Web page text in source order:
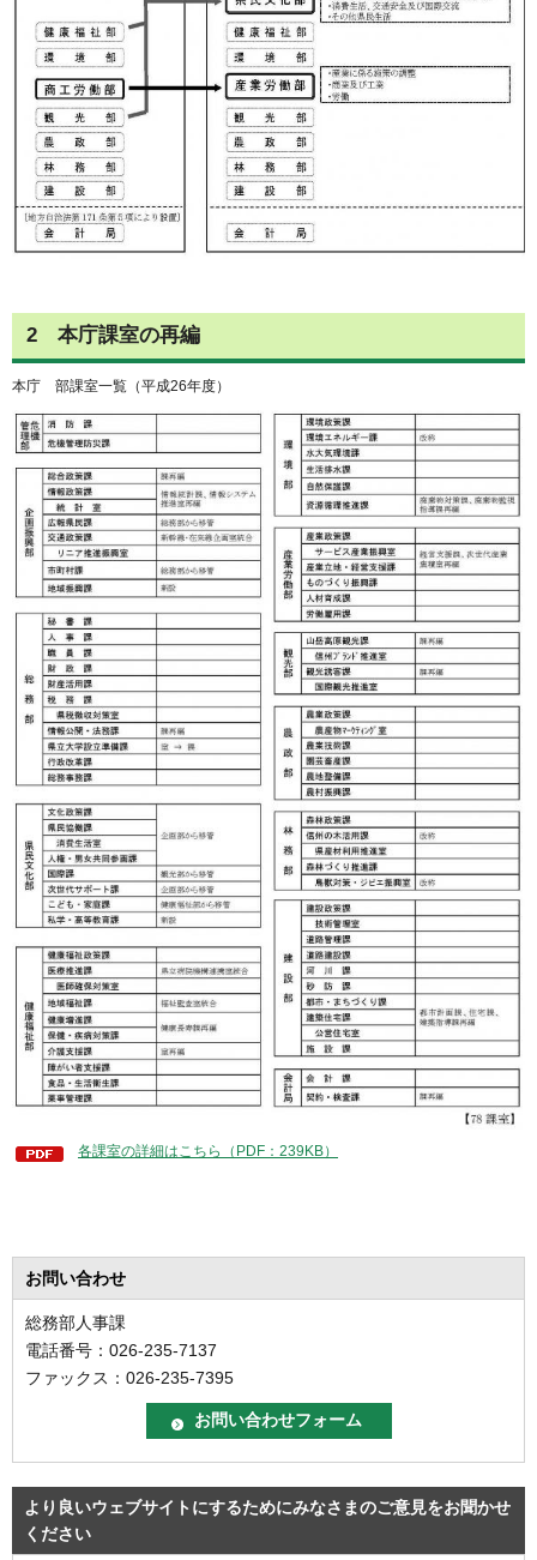
2 本庁課室の再編
本庁 部課室一覧（平成26年度）
各課室の詳細はこちら（PDF：239KB）
お問い合わせ
総務部人事課
電話番号：026-235-7137
ファックス：026-235-7395
より良いウェブサイトにするためにみなさまのご意見をお聞かせ
ください